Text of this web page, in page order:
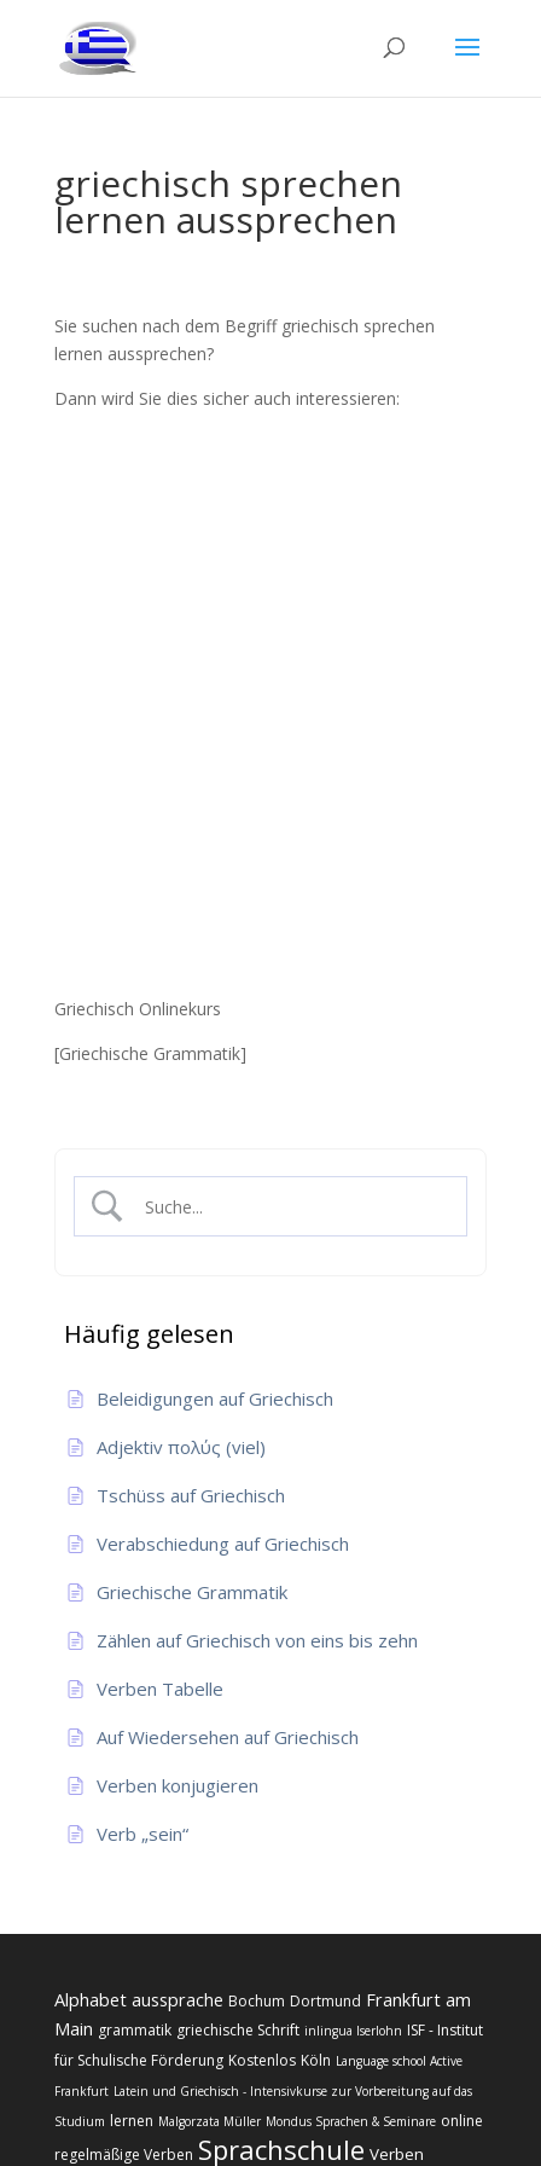
griechisch sprechen
lernen aussprechen
Sie suchen nach dem Begriff griechisch sprechen
lernen aussprechen?
Dann wird Sie dies sicher auch interessieren:
Griechisch Onlinekurs
[Griechische Grammatik]
Häufig gelesen
Beleidigungen auf Griechisch
Adjektiv πολύς (viel)
Tschüss auf Griechisch
Verabschiedung auf Griechisch
Griechische Grammatik
Zählen auf Griechisch von eins bis zehn
Verben Tabelle
Auf Wiedersehen auf Griechisch
Verben konjugieren
Verb „sein“
Alphabet aussprache Bochum Dortmund Frankfurt am
Main grammatik griechische Schrift inlingua Iserlohn ISF - Institut
für Schulische Förderung Kostenlos Köln Language school Active
Frankfurt Latein und Griechisch - Intensivkurse zur Vorbereitung auf das
Studium lernen Malgorzata Müller Mondus Sprachen & Seminare online
regelmäßige Verben Sprachschule Verben